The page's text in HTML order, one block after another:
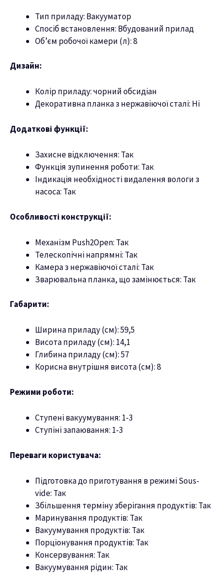
Тип приладу: Вакууматор
Спосіб встановлення: Вбудований прилад
Об’єм робочої камери (л): 8
Дизайн:
Колір приладу: чорний обсидіан
Декоративна планка з нержавіючої сталі: Ні
Додаткові функції:
Захисне відключення: Так
Функція зупинення роботи: Так
Індикація необхідності видалення вологи з
насоса: Так
Особливості конструкції:
Механізм Push2Open: Так
Телескопічні напрямні: Так
Камера з нержавіючої сталі: Так
Зварювальна планка, що замінюється: Так
Габарити:
Ширина приладу (см): 59,5
Висота приладу (см): 14,1
Глибина приладу (см): 57
Корисна внутрішня висота (см): 8
Режими роботи:
Ступені вакуумування: 1-3
Ступіні запаювання: 1-3
Переваги користувача:
Підготовка до приготування в режимі Sous-
vide: Так
Збільшення терміну зберігання продуктів: Так
Маринування продуктів: Так
Вакуумування продуктів: Так
Порціонування продуктів: Так
Консервування: Так
Вакуумування рідин: Так